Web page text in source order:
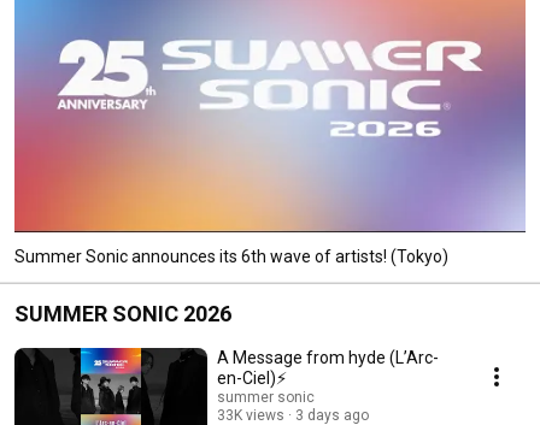
Summer Sonic announces its 6th wave of artists! (Tokyo)
SUMMER SONIC 2026
A Message from hyde (L’Arc-
en-Ciel)⚡️
summer sonic
33K views
3 days ago